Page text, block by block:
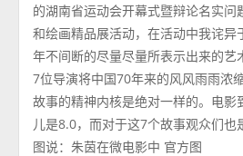
的湖南省运动会开幕式暨辩论名实问
和绘画精品展活动，在活动中我诧异
年不间断的尽量尽量所表示出来的艺
7位导演将中国70年来的风风雨雨浓
故事的精神内核是绝对一样的。电影
儿是8.0，而对于这7个故事观众们也
图说：朱茵在微电影中 官方图